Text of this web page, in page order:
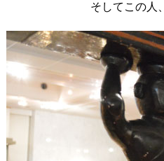
そしてこの人、